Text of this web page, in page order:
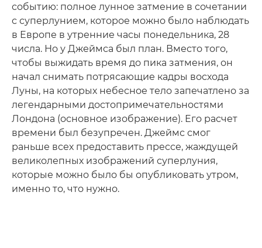
событию: полное лунное затмение в сочетании
с суперлунием, которое можно было наблюдать
в Европе в утренние часы понедельника, 28
числа. Но у Джеймса был план. Вместо того,
чтобы выжидать время до пика затмения, он
начал снимать потрясающие кадры восхода
Луны, на которых небесное тело запечатлено за
легендарными достопримечательностями
Лондона (основное изображение). Его расчет
времени был безупречен. Джеймс смог
раньше всех предоставить прессе, жаждущей
великолепных изображений суперлуния,
которые можно было бы опубликовать утром,
именно то, что нужно.